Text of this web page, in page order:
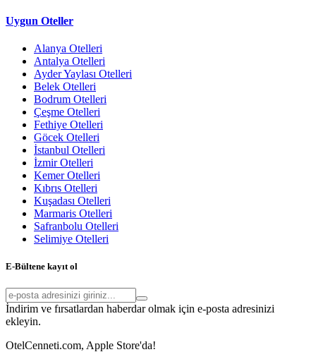
Uygun Oteller
Alanya Otelleri
Antalya Otelleri
Ayder Yaylası Otelleri
Belek Otelleri
Bodrum Otelleri
Çeşme Otelleri
Fethiye Otelleri
Göcek Otelleri
İstanbul Otelleri
İzmir Otelleri
Kemer Otelleri
Kıbrıs Otelleri
Kuşadası Otelleri
Marmaris Otelleri
Safranbolu Otelleri
Selimiye Otelleri
E-Bültene kayıt ol
İndirim ve fırsatlardan haberdar olmak için e-posta adresinizi
ekleyin.
OtelCenneti.com, Apple Store'da!